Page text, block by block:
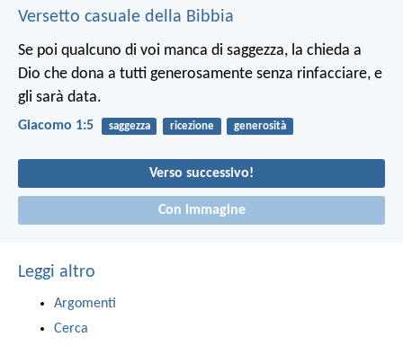
Versetto casuale della Bibbia
Se poi qualcuno di voi manca di saggezza, la chieda a
Dio che dona a tutti generosamente senza rinfacciare, e
gli sarà data.
Giacomo 1:5 saggezza ricezione generosità
Verso successivo!
Con immagine
Leggi altro
Argomenti
Cerca